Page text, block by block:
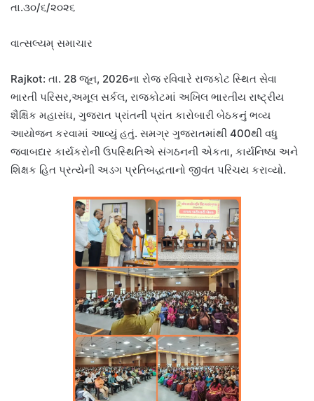
તા.૩૦/૬/૨૦૨૬
વાત્સલ્યમ્ સમાચાર
Rajkot: તા. 28 જૂન, 2026ના રોજ રવિવારે રાજકોટ સ્થિત સેવા
ભારતી પરિસર,અમૂલ સર્કલ, રાજકોટમાં અખિલ ભારતીય રાષ્ટ્રીય
શૈક્ષિક મહાસંઘ, ગુજરાત પ્રાંતની પ્રાંત કારોબારી બેઠકનું ભવ્ય
આયોજન કરવામાં આવ્યું હતું. સમગ્ર ગુજરાતમાંથી 400થી વધુ
જવાબદાર કાર્યકરોની ઉપસ્થિતિએ સંગઠનની એકતા, કાર્યનિષ્ઠા અને
શિક્ષક હિત પ્રત્યેની અડગ પ્રતિબદ્ધતાનો જીવંત પરિચય કરાવ્યો.